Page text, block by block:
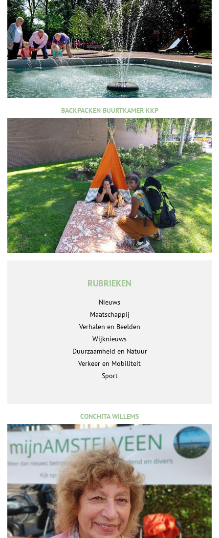
BACKPACKEN BUURTKAMER KKP
RUBRIEKEN
Nieuws
Maatschappij
Verhalen en Beelden
Wijknieuws
Duurzaamheid en Natuur
Verkeer en Mobiliteit
Sport
CONCHITA WILLEMS